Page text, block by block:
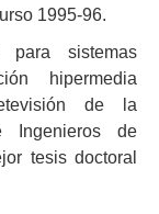
1995-96.
para sistemas
hipermedia
de la
Ingenieros de
tesis doctoral